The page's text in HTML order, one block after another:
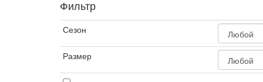
Фильтр
Сезон
Размер